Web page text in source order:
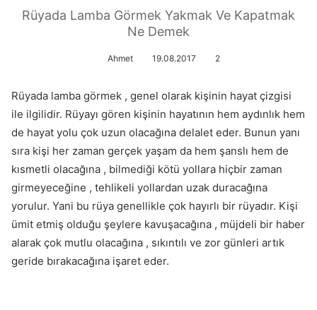
Rüyada Lamba Görmek Yakmak Ve Kapatmak
Ne Demek
Ahmet 19.08.2017 2
Rüyada lamba görmek , genel olarak kişinin hayat çizgisi
ile ilgilidir. Rüyayı gören kişinin hayatının hem aydınlık hem
de hayat yolu çok uzun olacağına delalet eder. Bunun yanı
sıra kişi her zaman gerçek yaşam da hem şanslı hem de
kısmetli olacağına , bilmediği kötü yollara hiçbir zaman
girmeyeceğine , tehlikeli yollardan uzak duracağına
yorulur. Yani bu rüya genellikle çok hayırlı bir rüyadır. Kişi
ümit etmiş olduğu şeylere kavuşacağına , müjdeli bir haber
alarak çok mutlu olacağına , sıkıntılı ve zor günleri artık
geride bırakacağına işaret eder.
Rüyanızı Arayın